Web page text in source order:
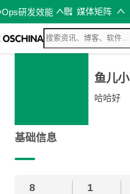
研发效能 媒体矩阵
鱼儿小
哈哈好
基础信息
8 1